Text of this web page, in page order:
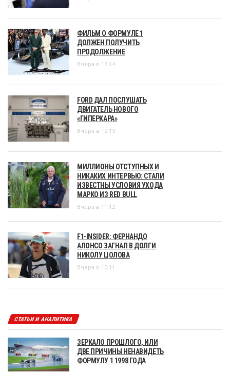
ФИЛЬМ О ФОРМУЛЕ 1
ДОЛЖЕН ПОЛУЧИТЬ
ПРОДОЛЖЕНИЕ
Вчера в 13:14
FORD ДАЛ ПОСЛУШАТЬ
ДВИГАТЕЛЬ НОВОГО
«ГИПЕРКАРА»
Вчера в 12:13
МИЛЛИОНЫ ОТСТУПНЫХ И
НИКАКИХ ИНТЕРВЬЮ: СТАЛИ
ИЗВЕСТНЫ УСЛОВИЯ УХОДА
МАРКО ИЗ RED BULL
Вчера в 11:12
F1-INSIDER: ФЕРНАНДО
АЛОНСО ЗАГНАЛ В ДОЛГИ
НИКОЛУ ЦОЛОВА
Вчера в 10:11
СТАТЬИ И АНАЛИТИКА
ЗЕРКАЛО ПРОШЛОГО, ИЛИ
ДВЕ ПРИЧИНЫ НЕНАВИДЕТЬ
ФОРМУЛУ 1 1998 ГОДА